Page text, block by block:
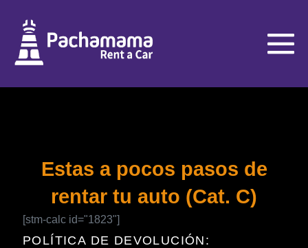
Estas a pocos pasos de
rentar tu auto (Cat. C)
[stm-calc id="1823"]
POLÍTICA DE DEVOLUCIÓN: